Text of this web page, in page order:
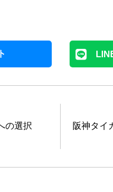
の選択
阪神タイ